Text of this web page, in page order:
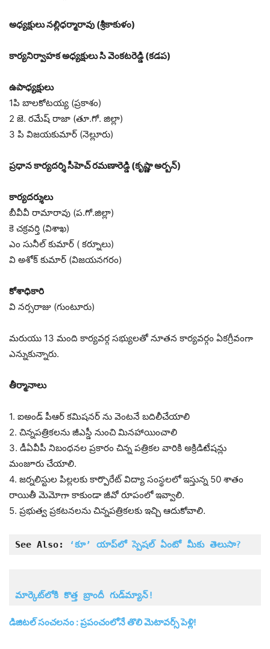
అధ్యక్షులు నల్లిధర్మారావు (శ్రీకాకుళం)
కార్యనిర్వాహక అధ్యక్షులు సి వెంకటరెడ్డి (కడప)
ఉపాధ్యక్షులు
1పి బాలకోటయ్య (ప్రకాశం)
2 జె. రమేష్ రాజా (తూ.గో. జిల్లా)
3 పి విజయకుమార్ (నెల్లూరు)
ప్రధాన కార్యదర్శి సీహెచ్ రమణారెడ్డి (కృష్ణా అర్బన్)
కార్యదర్శులు
బీవీవీ రామారావు (ప.గో.జిల్లా)
కె చక్రవర్తి (విశాఖ)
ఎం సునీల్ కుమార్ ( కర్నూలు)
వి అశోక్ కుమార్ (విజయనగరం)
కోశాధికారి
వి నర్సరాజు (గుంటూరు)
మరుయు 13 మంది కార్యవర్గ సభ్యులతో నూతన కార్యవర్గం ఏకగ్రీవంగా
ఎన్నుకున్నారు.
తీర్మానాలు
1. ఐఅండ్ పీఆర్ కమిషనర్ ను వెంటనే బదిలీచేయాలి
2. చిన్నపత్రికలను జీఎస్డీ నుంచి మినహాయించాలి
3. డీఏవీపీ నిబంధనల ప్రకారం చిన్న పత్రికల వారికి అక్రిడిటేషన్లు
మంజూరు చేయాలి.
4. జర్నలిస్టుల పిల్లలకు కార్పొరేట్‌ విద్యా సంస్థలలో ఇస్తున్న 50 శాతం
రాయితీ మెమోగా కాకుండా జీవో రూపంలో ఇవ్వాలి.
5. ప్రభుత్వ ప్రకటనలను చిన్నపత్రికలకు ఇచ్చి ఆదుకోవాలి.
See Also: ‘కూ’ యాప్‌లో స్పెష‌ల్ ఏంటో మీకు తెలుసా?
మార్కెట్‌లోకి కొత్త బ్రాందీ గుడ్‌మ్యాన్‌!
డిజిటల్‌ సంచలనం : ప్రపంచంలోనే తొలి మెటావర్స్‌ పెళ్లి!